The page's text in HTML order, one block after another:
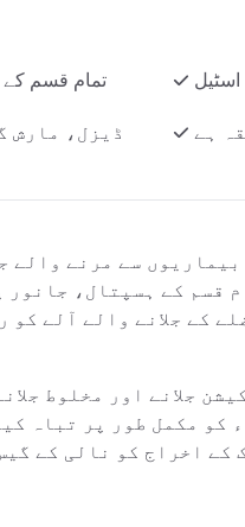
تمام قسم
ڈیزل، مارش
ہے
بیماریوں سے مرنے
قسم کے ہسپتال،
کے جلانے والے آلے
جلانے اور مخلوط
کو مکمل طور پر تباہ
کے اخراج کو نالی کے